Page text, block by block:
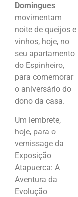
Domingues
movimentam
noite de queijos e
vinhos, hoje, no
seu apartamento
do Espinheiro,
para comemorar
o aniversário do
dono da casa.
Um lembrete,
hoje, para o
vernissage da
Exposição
Atapuerca: A
Aventura da
Evolução